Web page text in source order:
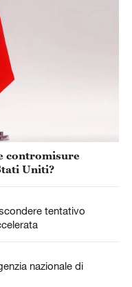
contromisure
Uniti?
tentativo
nazionale di